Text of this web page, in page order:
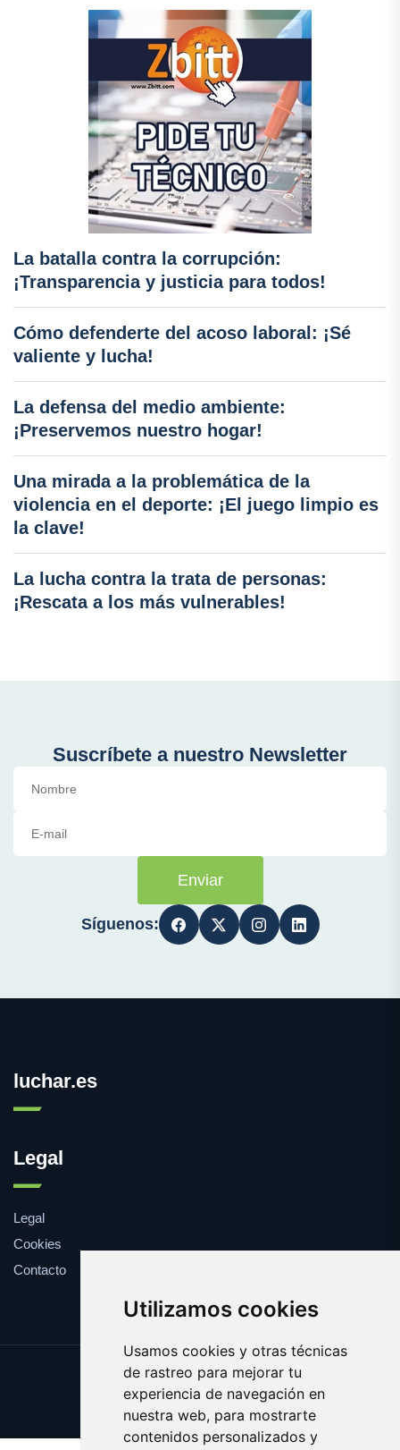
Utilizamos cookies
Usamos cookies y otras técnicas
de rastreo para mejorar tu
experiencia de navegación en
nuestra web, para mostrarte
contenidos personalizados y
La batalla contra la corrupción:
¡Transparencia y justicia para todos!
Cómo defenderte del acoso laboral: ¡Sé
valiente y lucha!
La defensa del medio ambiente:
¡Preservemos nuestro hogar!
Una mirada a la problemática de la
violencia en el deporte: ¡El juego limpio es
la clave!
La lucha contra la trata de personas:
¡Rescata a los más vulnerables!
Suscríbete a nuestro Newsletter
Enviar
Síguenos:
luchar.es
Legal
Legal
Cookies
Contacto
Update cookies preferences
Copyright © 2025 luchar.es